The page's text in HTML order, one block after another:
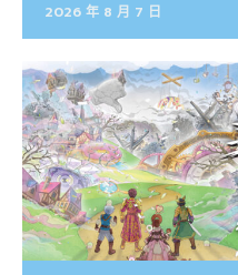
2026 年 8 月 7 日